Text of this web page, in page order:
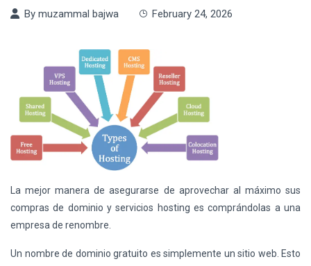
By muzammal bajwa February 24, 2026
La mejor manera de asegurarse de aprovechar al máximo sus
compras de dominio y servicios hosting es comprándolas a una
empresa de renombre.
Un nombre de dominio gratuito es simplemente un sitio web. Esto